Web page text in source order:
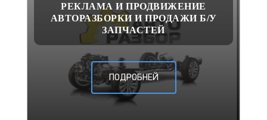
РЕКЛАМА И ПРОДВИЖЕНИЕ
АВТОРАЗБОРКИ И ПРОДАЖИ Б/У
ЗАПЧАСТЕЙ
ПОДРОБНЕЙ